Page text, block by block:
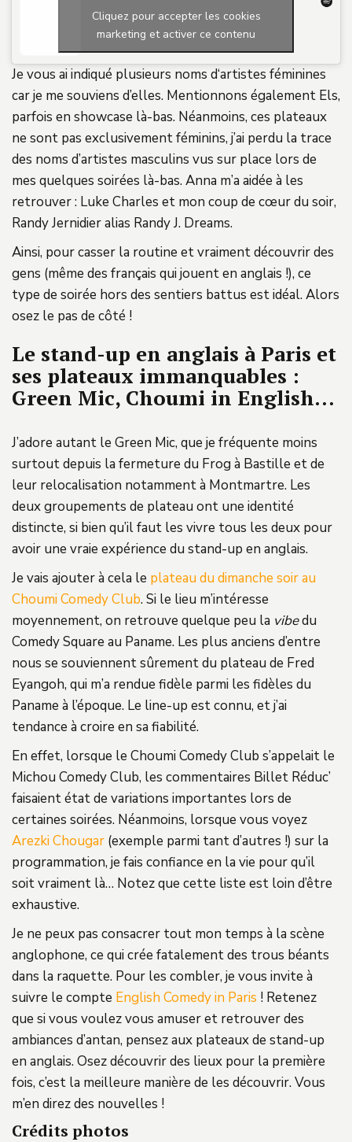
Cliquez pour accepter les cookies
marketing et activer ce contenu
Je vous ai indiqué plusieurs noms d‘artistes féminines
car je me souviens d’elles. Mentionnons également Els,
parfois en showcase là-bas. Néanmoins, ces plateaux
ne sont pas exclusivement féminins, j’ai perdu la trace
des noms d’artistes masculins vus sur place lors de
mes quelques soirées là-bas. Anna m’a aidée à les
retrouver : Luke Charles et mon coup de cœur du soir,
Randy Jernidier alias Randy J. Dreams.
Ainsi, pour casser la routine et vraiment découvrir des
gens (même des français qui jouent en anglais !), ce
type de soirée hors des sentiers battus est idéal. Alors
osez le pas de côté !
Le stand-up en anglais à Paris et
ses plateaux immanquables :
Green Mic, Choumi in English…
J’adore autant le Green Mic, que je fréquente moins
surtout depuis la fermeture du Frog à Bastille et de
leur relocalisation notamment à Montmartre. Les
deux groupements de plateau ont une identité
distincte, si bien qu’il faut les vivre tous les deux pour
avoir une vraie expérience du stand-up en anglais.
Je vais ajouter à cela le plateau du dimanche soir au
Choumi Comedy Club. Si le lieu m’intéresse
moyennement, on retrouve quelque peu la vibedu
Comedy Square au Paname. Les plus anciens d’entre
nous se souviennent sûrement du plateau de Fred
Eyangoh, qui m’a rendue fidèle parmi les fidèles du
Paname à l’époque. Le line-up est connu, et j’ai
tendance à croire en sa fiabilité.
En effet, lorsque le Choumi Comedy Club s’appelait le
Michou Comedy Club, les commentaires Billet Réduc’
faisaient état de variations importantes lors de
certaines soirées. Néanmoins, lorsque vous voyez
Arezki Chougar (exemple parmi tant d’autres !) sur la
programmation, je fais confiance en la vie pour qu’il
soit vraiment là… Notez que cette liste est loin d’être
exhaustive.
Je ne peux pas consacrer tout mon temps à la scène
anglophone, ce qui crée fatalement des trous béants
dans la raquette. Pour les combler, je vous invite à
suivre le compte English Comedy in Paris ! Retenez
que si vous voulez vous amuser et retrouver des
ambiances d’antan, pensez aux plateaux de stand-up
en anglais. Osez découvrir des lieux pour la première
fois, c’est la meilleure manière de les découvrir. Vous
m’en direz des nouvelles !
Crédits photos